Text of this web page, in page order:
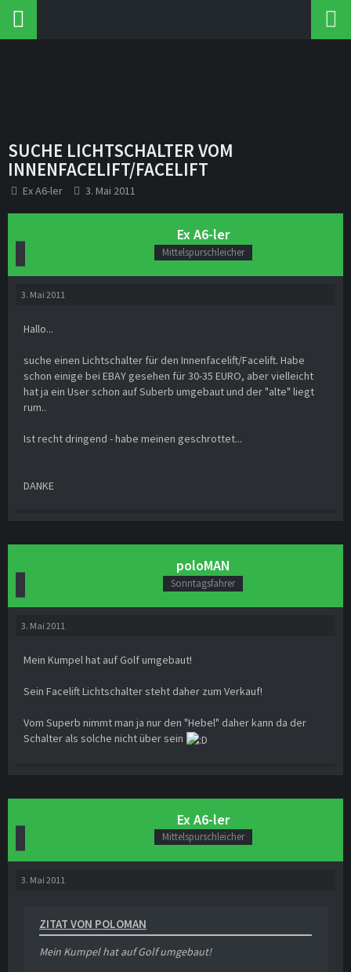
SUCHE LICHTSCHALTER VOM
INNENFACELIFT/FACELIFT
Ex A6-ler 3. Mai 2011
Ex A6-ler
Mittelspurschleicher
3. Mai 2011
Hallo...
suche einen Lichtschalter für den Innenfacelift/Facelift. Habe
schon einige bei EBAY gesehen für 30-35 EURO, aber vielleicht
hat ja ein User schon auf Suberb umgebaut und der "alte" liegt
rum..
Ist recht dringend - habe meinen geschrottet...
DANKE
poloMAN
Sonntagsfahrer
3. Mai 2011
Mein Kumpel hat auf Golf umgebaut!
Sein Facelift Lichtschalter steht daher zum Verkauf!
Vom Superb nimmt man ja nur den "Hebel" daher kann da der
Schalter als solche nicht über sein
Ex A6-ler
Mittelspurschleicher
3. Mai 2011
ZITAT VON POLOMAN
Mein Kumpel hat auf Golf umgebaut!